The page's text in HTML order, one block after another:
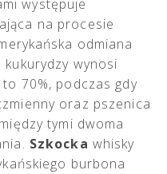
występuje
na procesie
odmiana
wynosi
70%, podczas gdy
oraz pszenica
tymi dwoma
Szkocka whisky
burbona